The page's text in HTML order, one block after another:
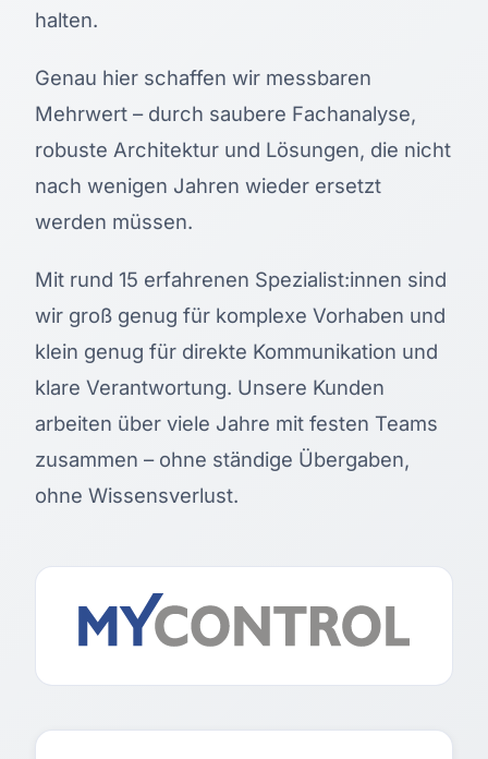
halten.
Genau hier schaffen wir messbaren
Mehrwert – durch saubere Fachanalyse,
robuste Architektur und Lösungen, die nicht
nach wenigen Jahren wieder ersetzt
werden müssen.
Mit rund 15 erfahrenen Spezialist:innen sind
wir groß genug für komplexe Vorhaben und
klein genug für direkte Kommunikation und
klare Verantwortung. Unsere Kunden
arbeiten über viele Jahre mit festen Teams
zusammen – ohne ständige Übergaben,
ohne Wissensverlust.